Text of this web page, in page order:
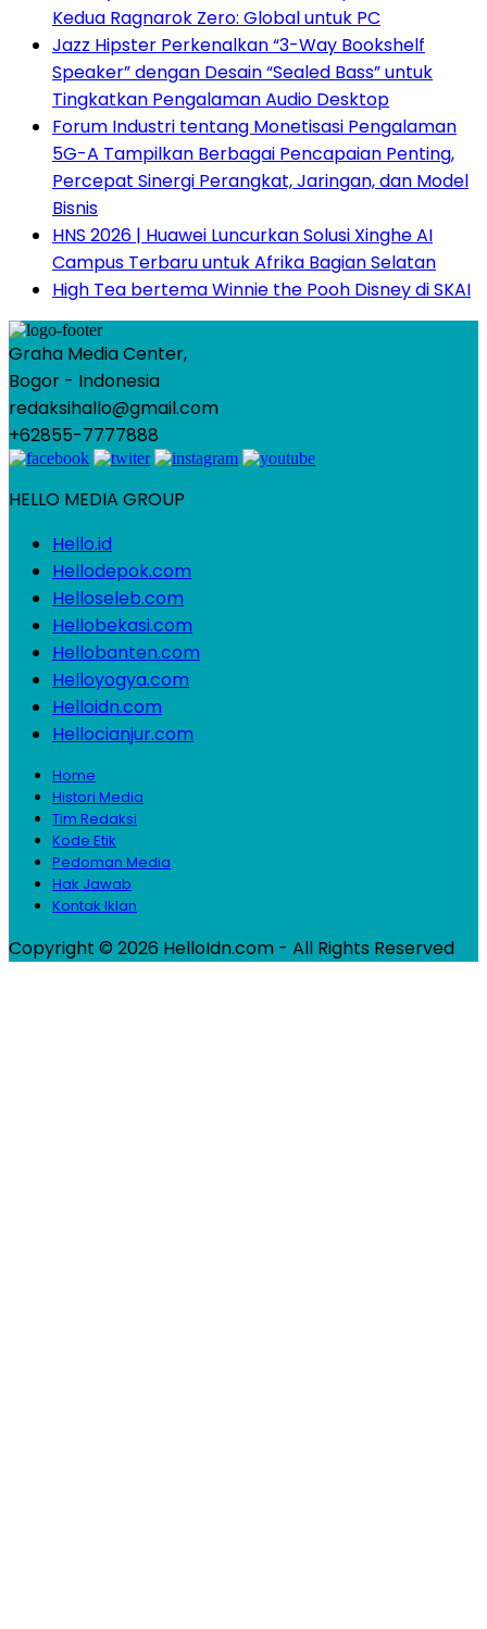
Kedua Ragnarok Zero: Global untuk PC
Jazz Hipster Perkenalkan “3-Way Bookshelf
Speaker” dengan Desain “Sealed Bass” untuk
Tingkatkan Pengalaman Audio Desktop
Forum Industri tentang Monetisasi Pengalaman
5G-A Tampilkan Berbagai Pencapaian Penting,
Percepat Sinergi Perangkat, Jaringan, dan Model
Bisnis
HNS 2026 | Huawei Luncurkan Solusi Xinghe AI
Campus Terbaru untuk Afrika Bagian Selatan
High Tea bertema Winnie the Pooh Disney di SKAI
Graha Media Center,
Bogor - Indonesia
redaksihallo@gmail.com
+62855-7777888
HELLO MEDIA GROUP
Hello.id
Hellodepok.com
Helloseleb.com
Hellobekasi.com
Hellobanten.com
Helloyogya.com
Helloidn.com
Hellocianjur.com
Home
Histori Media
Tim Redaksi
Kode Etik
Pedoman Media
Hak Jawab
Kontak Iklan
Copyright © 2026 HelloIdn.com - All Rights Reserved